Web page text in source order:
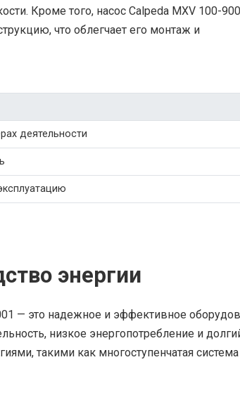
Кроме того, насос Calpeda MXV 100-
что облегчает его монтаж и
деятельности
энергии
— это надежное и эффективное
низкое энергопотребление и
такими как многоступенчатая